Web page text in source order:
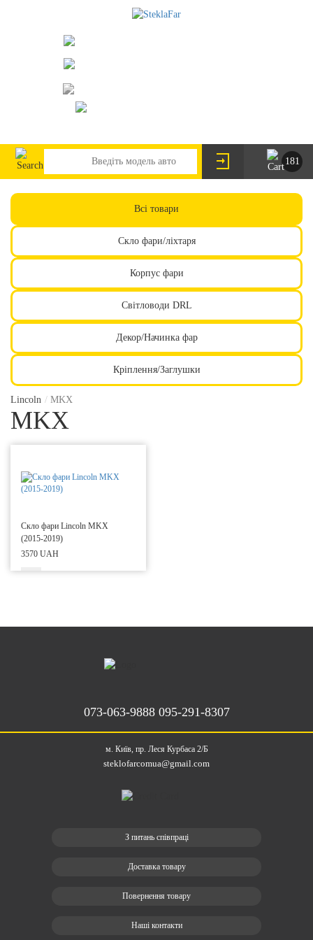
181
Всі товари
Скло фари/ліхтаря
Корпус фари
Світловоди DRL
Декор/Начинка фар
Кріплення/Заглушки
Lincoln / MKX
MKX
Скло фари Lincoln MKX
(2015-2019)
3570 UAH
073-063-9888 095-291-8307
м. Київ, пр. Леся Курбаса 2/Б
steklofarcomua@gmail.com
З питань співпраці
Доставка товару
Повернення товару
Наші контакти